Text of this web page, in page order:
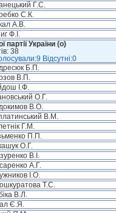
Г.С.
С.К.
А.В.
Ф.І.
України (о)
38
Відсутні:0
Б.П.
В.П.
І.Ф.
О.Г.
В.О.
В.М.
Г.М.
П.П.
О.Г.
В.І.
А.Г.
І.О.
Т.С.
В.Л.
Є.Я.